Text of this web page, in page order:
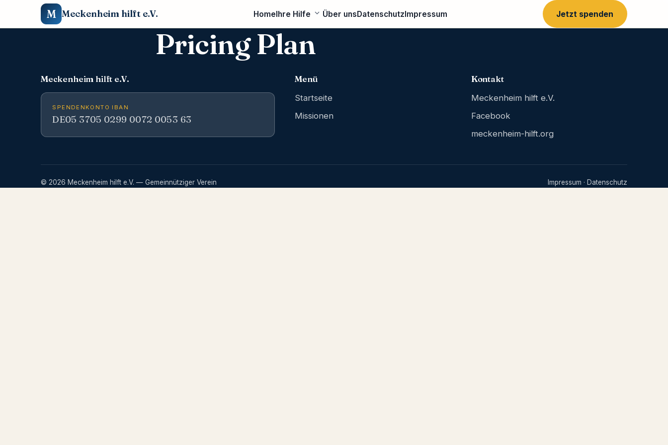
M Meckenheim hilft e.V. HomeIhre Hilfe Über unsDatenschutzImpressum Jetzt spenden
Pricing Plan
Meckenheim hilft e.V.
SPENDENKONTO IBAN
DE05 3705 0299 0072 0053 63
Menü
Startseite
Missionen
Kontakt
Meckenheim hilft e.V.
Facebook
meckenheim-hilft.org
© 2026 Meckenheim hilft e.V. — Gemeinnütziger Verein Impressum · Datenschutz